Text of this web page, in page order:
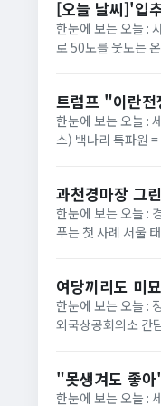
[오늘 날씨]'입
한눈에 보는 오늘 :
로 50도를 웃도는
트럼프 "이란
한눈에 보는 오늘 :
스) 백나리 특파원
과천경마장 그
한눈에 보는 오늘 :
푸는 첫 사례 서울
여당끼리도 미
한눈에 보는 오늘 :
외국상공회의소 간
"못생겨도 좋
한눈에 보는 오늘 :